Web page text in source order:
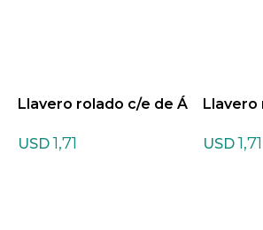
Llavero rolado c/e de Á
USD 1,71
Llavero
USD 1,71